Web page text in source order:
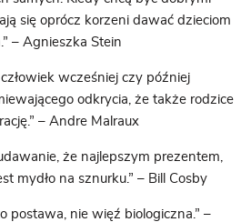
się oprócz korzeni dawać dzieciom
– Agnieszka Stein
człowiek wcześniej czy później
odkrycia, że także rodzice
– Andre Malraux
że najlepszym prezentem,
mydło na sznurku.” – Bill Cosby
postawa, nie więź biologiczna.” –